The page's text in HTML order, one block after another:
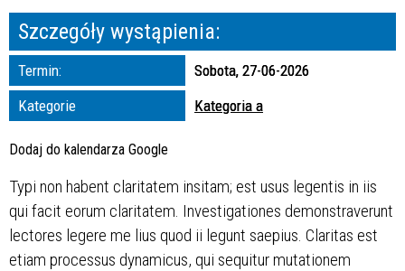
Trwające w
zakresie
Organizator
Szczegóły wystąpienia:
Termin:
Sobota, 27-06-2026
Kategorie
Kategoria a
Dodaj do kalendarza Google
Typi non habent claritatem insitam; est usus legentis in iis
qui facit eorum claritatem. Investigationes demonstraverunt
lectores legere me lius quod ii legunt saepius. Claritas est
etiam processus dynamicus, qui sequitur mutationem